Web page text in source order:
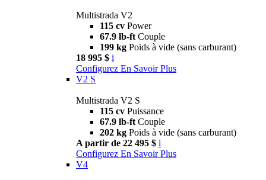
Multistrada V2
115 cv Power
67.9 lb-ft Couple
199 kg Poids à vide (sans carburant)
18 995 $ i
Configurez En Savoir Plus
V2 S
Multistrada V2 S
115 cv Puissance
67.9 lb-ft Couple
202 kg Poids à vide (sans carburant)
A partir de 22 495 $ i
Configurez En Savoir Plus
V4